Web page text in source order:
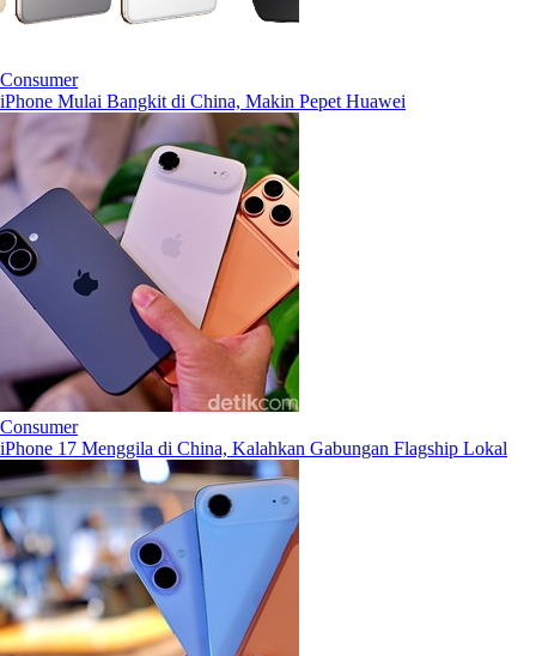
Consumer
iPhone Mulai Bangkit di China, Makin Pepet Huawei
Consumer
iPhone 17 Menggila di China, Kalahkan Gabungan Flagship Lokal